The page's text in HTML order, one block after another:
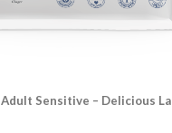
Adult Sensitive – Delicious